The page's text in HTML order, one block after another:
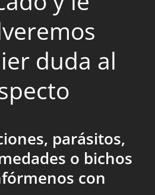
duda al
parásitos,
o bichos
con